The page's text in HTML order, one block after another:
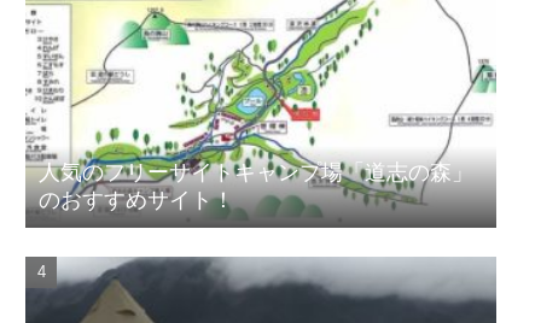
人気のフリーサイトキャンプ場「道志の森」
のおすすめサイト！